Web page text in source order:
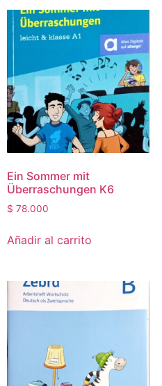
Ein Sommer mit
Überraschungen K6
$ 78.000
Añadir al carrito